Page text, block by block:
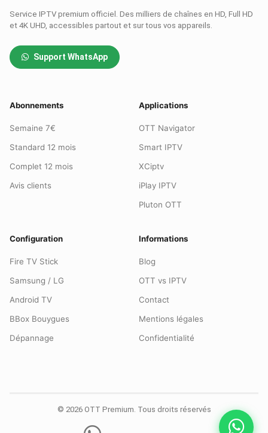
Service IPTV premium officiel. Des milliers de chaînes en HD, Full HD
et 4K UHD, accessibles partout et sur tous vos appareils.
Support WhatsApp
Abonnements
Semaine 7€
Standard 12 mois
Complet 12 mois
Avis clients
Applications
OTT Navigator
Smart IPTV
XCiptv
iPlay IPTV
Pluton OTT
Configuration
Fire TV Stick
Samsung / LG
Android TV
BBox Bouygues
Dépannage
Informations
Blog
OTT vs IPTV
Contact
Mentions légales
Confidentialité
© 2026 OTT Premium. Tous droits réservés